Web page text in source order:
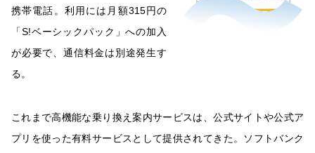
携帯電話。利用には月額315円の
「S!ベーシックパック」への加入
が必要で、通信料金は別途発生す
る。
これまで高機能な乗り換え案内サービスは、公式サイトや公式ア
プリを使った有料サービスとして提供されてきた。ソフトバンク